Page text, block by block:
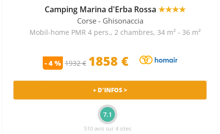
Camping Marina d'Erba Rossa ★★★★
Corse - Ghisonaccia
Mobil-home PMR 4 pers., 2 chambres, 34 m² - 36 m²
- 4 % 1932 € 1858 €
+ D'INFOS >
7.1
510 avis sur 4 sites